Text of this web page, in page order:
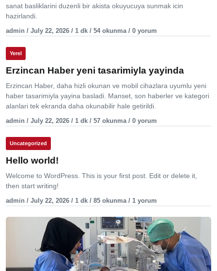
sanat basliklarini duzenli bir akista okuyucuya sunmak icin
hazirlandi.
admin / July 22, 2026 / 1 dk / 54 okunma / 0 yorum
Yerel
Erzincan Haber yeni tasarimiyla yayinda
Erzincan Haber, daha hizli okunan ve mobil cihazlara uyumlu yeni
haber tasarimiyla yayina basladi. Manset, son haberler ve kategori
alanlari tek ekranda daha okunabilir hale getirildi.
admin / July 22, 2026 / 1 dk / 57 okunma / 0 yorum
Uncategorized
Hello world!
Welcome to WordPress. This is your first post. Edit or delete it,
then start writing!
admin / July 22, 2026 / 1 dk / 85 okunma / 1 yorum